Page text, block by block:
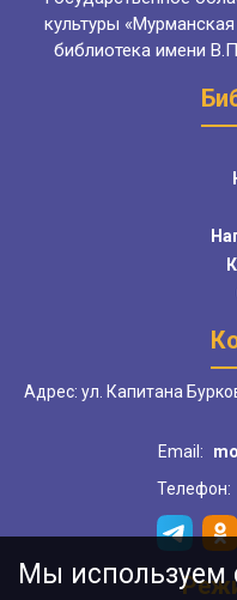
культуры
библиотека имени
Адрес: ул. Капитана
Email:
Телефон:
Мы используем